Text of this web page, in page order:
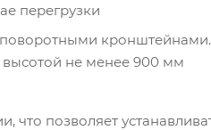
перегрузки
поворотными
не менее 900 мм
что позволяет